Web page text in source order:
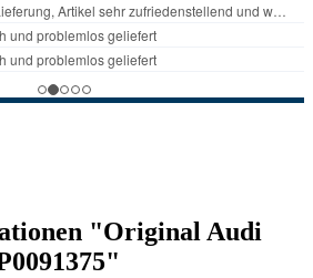
"Original Audi